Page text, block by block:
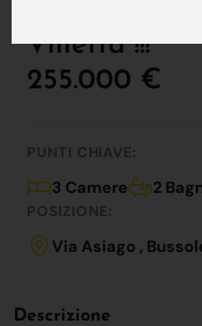
Villetta !!!
255.000 €
PUNTI CHIAVE:
3 Camere 2
POSIZIONE:
Via Asiago ,
Descrizione